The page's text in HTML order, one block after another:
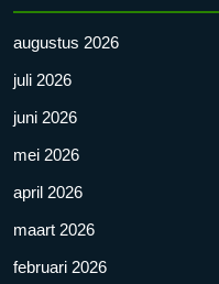
augustus 2026
juli 2026
juni 2026
mei 2026
april 2026
maart 2026
februari 2026